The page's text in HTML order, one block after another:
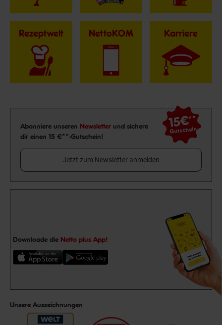
Rezeptwelt NettoKOM Karriere
Newsletter Anmeldung
Abonniere unseren Newsletter und sichere
dir einen 15 €**-Gutschein!
15€**
Gutschein
Jetzt zum Newsletter anmelden
Downloade die Netto plus App!
Unsere Auszeichnungen